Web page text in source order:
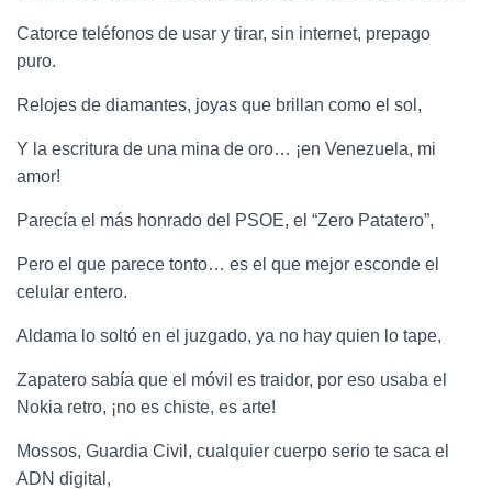
Catorce teléfonos de usar y tirar, sin internet, prepago
puro.
Relojes de diamantes, joyas que brillan como el sol,
Y la escritura de una mina de oro… ¡en Venezuela, mi
amor!
Parecía el más honrado del PSOE, el “Zero Patatero”,
Pero el que parece tonto… es el que mejor esconde el
celular entero.
Aldama lo soltó en el juzgado, ya no hay quien lo tape,
Zapatero sabía que el móvil es traidor, por eso usaba el
Nokia retro, ¡no es chiste, es arte!
Mossos, Guardia Civil, cualquier cuerpo serio te saca el
ADN digital,